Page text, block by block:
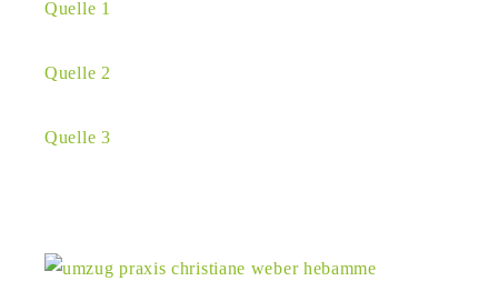
Quelle 1
Quelle 2
Quelle 3